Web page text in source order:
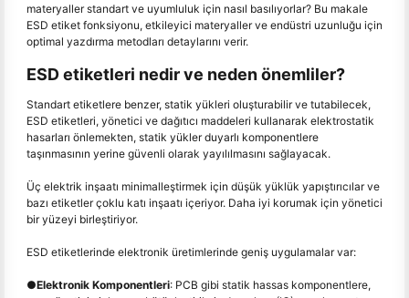
materyaller standart ve uyumluluk için nasıl basılıyorlar? Bu makale
ESD etiket fonksiyonu, etkileyici materyaller ve endüstri uzunluğu için
optimal yazdırma metodları detaylarını verir.
ESD etiketleri nedir ve neden önemliler?
Standart etiketlere benzer, statik yükleri oluşturabilir ve tutabilecek,
ESD etiketleri, yönetici ve dağıtıcı maddeleri kullanarak elektrostatik
hasarları önlemekten, statik yükler duyarlı komponentlere
taşınmasının yerine güvenli olarak yayılılmasını sağlayacak.
Üç elektrik inşaatı minimalleştirmek için düşük yüklük yapıştırıcılar ve
bazı etiketler çoklu katı inşaatı içeriyor. Daha iyi korumak için yönetici
bir yüzeyi birleştiriyor.
ESD etiketlerinde elektronik üretimlerinde geniş uygulamalar var:
●Elektronik Komponentleri: PCB gibi statik hassas komponentlere,